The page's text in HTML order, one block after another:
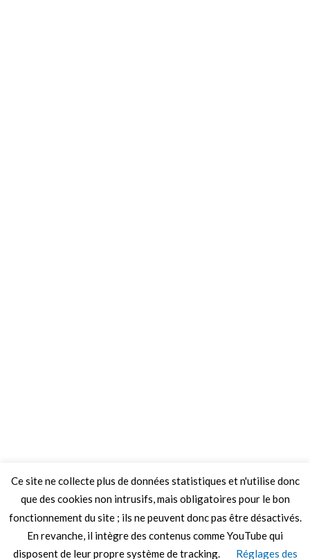
Ce site ne collecte plus de données statistiques et n'utilise donc
que des cookies non intrusifs, mais obligatoires pour le bon
fonctionnement du site ; ils ne peuvent donc pas être désactivés.
En revanche, il intègre des contenus comme YouTube qui
disposent de leur propre système de tracking.
Réglages des